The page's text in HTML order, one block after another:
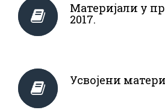
Материјали у
2017.
Усвојени